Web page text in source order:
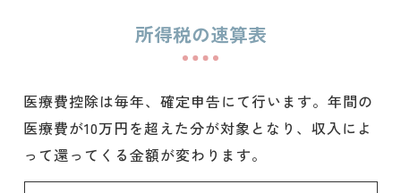
所得税の速算表
医療費控除は毎年、確定申告にて行います。年間の
医療費が10万円を超えた分が対象となり、収入によ
って還ってくる金額が変わります。